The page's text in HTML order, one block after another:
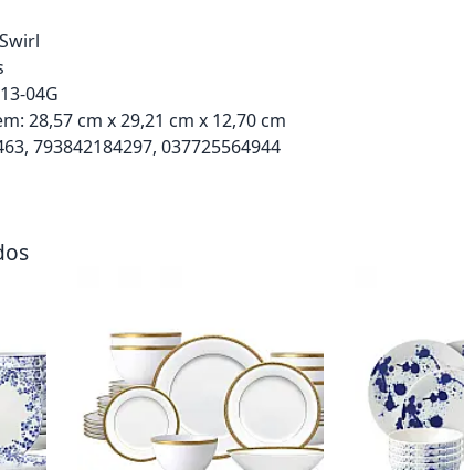
04G
28,57 cm x 29,21 cm x 12,70 cm
793842184297, 037725564944
Adicionar ao carrinho